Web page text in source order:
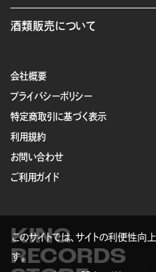
会社概要
プライバシーポリシー
特定商取引に基づく表示
利用規約
お問い合わせ
ご利用ガイド
KING
RECORDS
酒類販売について
このサイトでは、サイトの利便性向
す。